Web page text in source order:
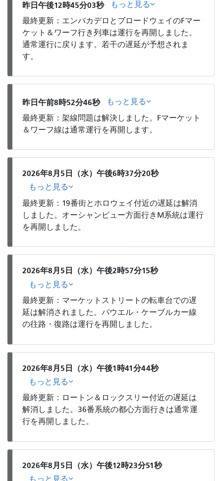
昨日午後12時45分03秒
もっと見る
最終更新：エンバカデロとブロードウェイのFマー
ケット＆ワーフ行き列車は運行を再開しました。
通常運行に戻ります。若干の遅延が予想されま
す。
昨日午前8時52分46秒
もっと見る
最終更新：架線問題は解決しました。Fマーケット
＆ワーフ線は通常運行を再開します。
2026年8月5日（水）午後6時37分20秒
もっと見る
最終更新：19番街とホロウェイ付近の遅延は解消
しました。オーシャンビュー方面行きM系統は運行
を再開しました。
2026年8月5日（水）午後2時57分15秒
もっと見る
最終更新：マーケットストリートの転車台での遅
延は解消されました。パウエル・ケーブルカー線
の往路・復路は運行を再開しました。
2026年8月5日（水）午後1時41分44秒
もっと見る
最終更新：ロートン＆ロックスリー付近の遅延は
解消しました。36番系統の都心方面行きは通常運
行を再開しました。
2026年8月5日（水）午後12時23分51秒
もっと見る